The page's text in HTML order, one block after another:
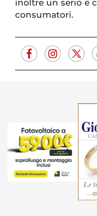
inoltre un serio e
consumatori.